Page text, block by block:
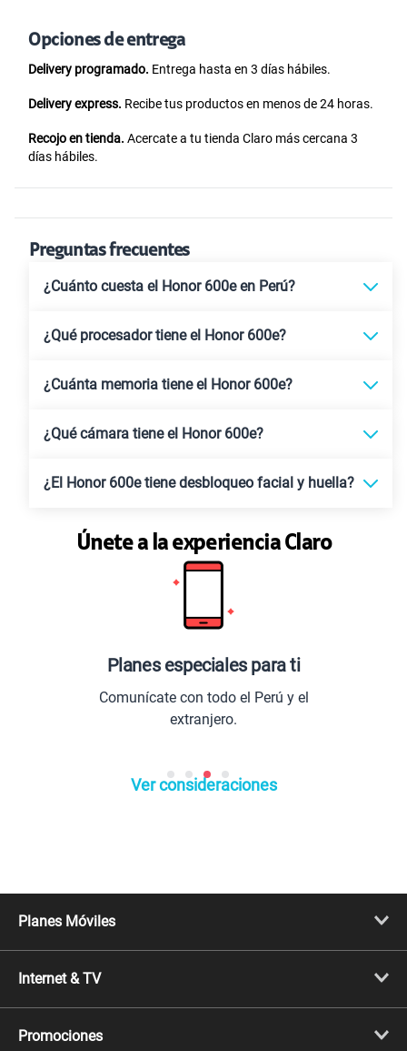
Opciones de entrega
Delivery programado. Entrega hasta en 3 días hábiles.
Delivery express. Recibe tus productos en menos de 24 horas.
Recojo en tienda. Acercate a tu tienda Claro más cercana 3
días hábiles.
Preguntas frecuentes
¿Cuánto cuesta el Honor 600e en Perú?
¿Qué procesador tiene el Honor 600e?
¿Cuánta memoria tiene el Honor 600e?
¿Qué cámara tiene el Honor 600e?
¿El Honor 600e tiene desbloqueo facial y huella?
Únete a la experiencia Claro
Planes especiales para ti
Comunícate con todo el Perú y el
extranjero.
Ver consideraciones
Planes Móviles
Línea Nueva
Línea Adicional
Migración
Internet & TV
Internet + TV
Mejora tu plan
Promociones